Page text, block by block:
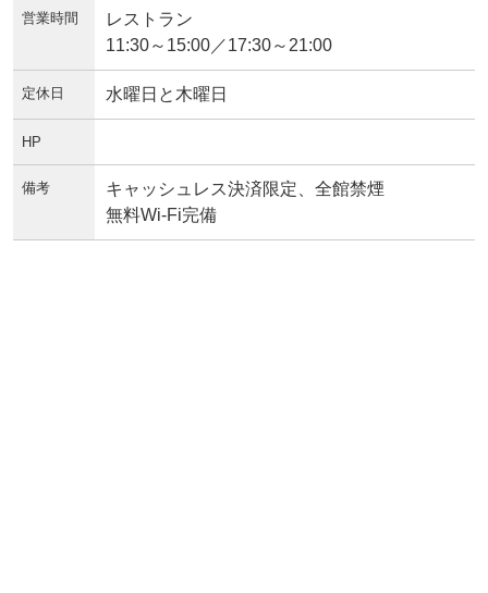
営業時間
レストラン
11:30～15:00／17:30～21:00
定休日 水曜日と木曜日
HP
備考
キャッシュレス決済限定、全館禁煙
無料Wi-Fi完備